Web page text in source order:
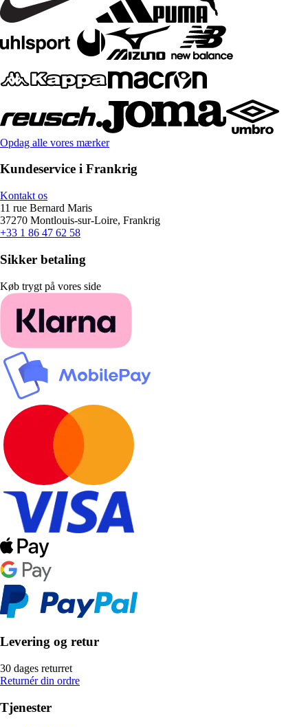
Opdag alle vores mærker
Kundeservice i Frankrig
Kontakt os
11 rue Bernard Maris
37270 Montlouis-sur-Loire, Frankrig
+33 1 86 47 62 58
Sikker betaling
Køb trygt på vores side
Levering og retur
30 dages returret
Returnér din ordre
Tjenester